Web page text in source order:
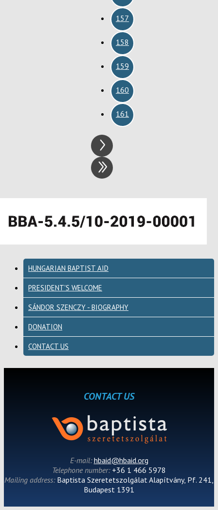
157
158
159
160
161
HUNGARIAN BAPTIST AID
PRESIDENT'S WELCOME
SÁNDOR SZENCZY - BIOGRAPHY
DONATION
CONTACT US
CONTACT US
E-mail:hbaid@hbaid.org
Telephone number: +36 1 466 5978
Mailing address: Baptista Szeretetszolgálat Alapítvány, Pf. 241,
Budapest 1391